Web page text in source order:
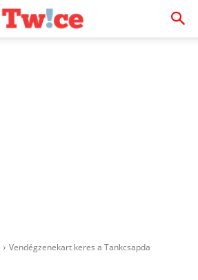
Vendégzenekart keres a Tankcsapda